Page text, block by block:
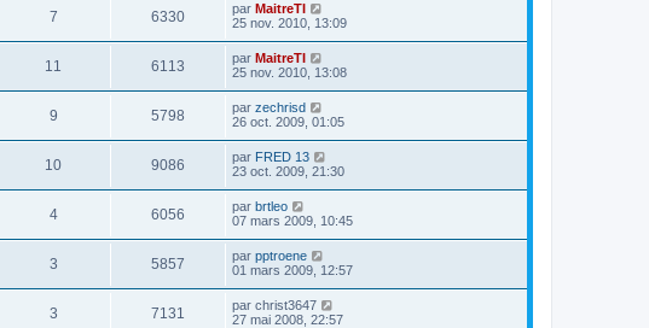
7 6330 par MaitreTI
25 nov. 2010, 13:09
11 6113 par MaitreTI
25 nov. 2010, 13:08
9 5798 par zechrisd
26 oct. 2009, 01:05
10 9086 par FRED 13
23 oct. 2009, 21:30
4 6056 par brtleo
07 mars 2009, 10:45
3 5857 par pptroene
01 mars 2009, 12:57
3 7131 par christ3647
27 mai 2008, 22:57